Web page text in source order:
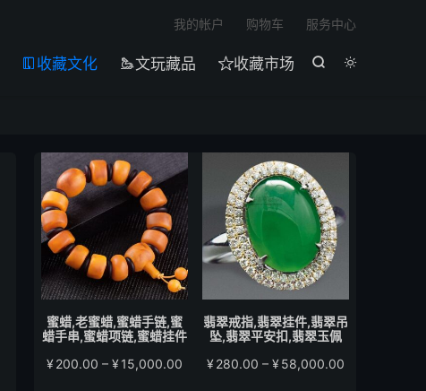


 收藏文化 文玩藏品 收藏市场
我的帐户 购物车 服务中心
蜜蜡,老蜜蜡,蜜蜡手链,蜜
蜡手串,蜜蜡项链,蜜蜡挂件
¥200.00 – ¥15,000.00
翡翠戒指,翡翠挂件,翡翠吊
坠,翡翠平安扣,翡翠玉佩
¥280.00 – ¥58,000.00